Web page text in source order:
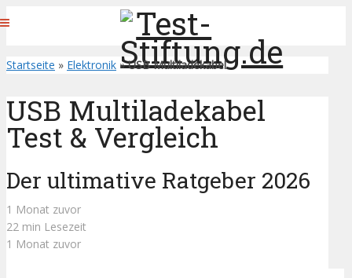
Startseite » Elektronik »USB Multiladekabel
USB Multiladekabel
Test & Vergleich
Der ultimative Ratgeber 2026
1 Monat zuvor
22 min Lesezeit
1 Monat zuvor